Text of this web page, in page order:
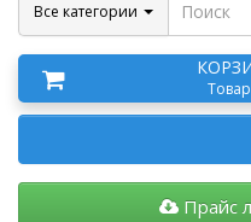
Все категории
Прайс